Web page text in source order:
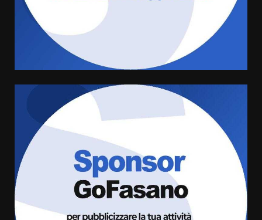
Carta d’identità: continua il piano
di aperture straordinarie del
Comune di Fasano
cittadina di Fratelli d’Italia,
pronta a tornare in Consiglio
comunale
6 Agosto 2026 08:00
Cura dei beni comuni e
cittadinanza attiva: online
l’avviso per la gestione
condivisa della Villetta di
Laureto